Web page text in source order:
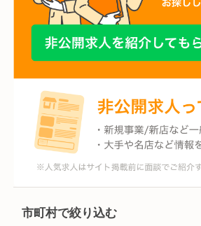
市町村で絞り込む